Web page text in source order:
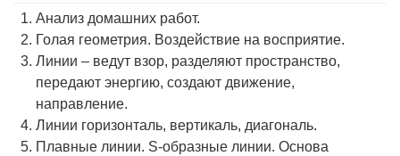
Анализ домашних работ.
Голая геометрия. Воздействие на восприятие.
Линии – ведут взор, разделяют пространство,
передают энергию, создают движение,
направление.
Линии горизонталь, вертикаль, диагональ.
Плавные линии. S-образные линии. Основа